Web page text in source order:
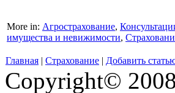
More in: Агрострахование,
имущества и невижимости,
Главная | Страхование | Добавить
Copyright©